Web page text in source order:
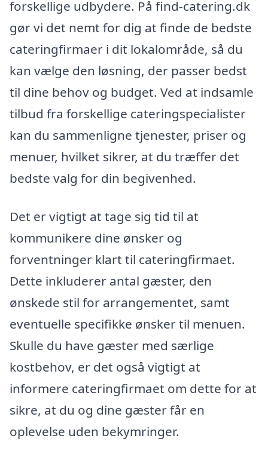
forskellige udbydere. På find-catering.dk
gør vi det nemt for dig at finde de bedste
cateringfirmaer i dit lokalområde, så du
kan vælge den løsning, der passer bedst
til dine behov og budget. Ved at indsamle
tilbud fra forskellige cateringspecialister
kan du sammenligne tjenester, priser og
menuer, hvilket sikrer, at du træffer det
bedste valg for din begivenhed.
Det er vigtigt at tage sig tid til at
kommunikere dine ønsker og
forventninger klart til cateringfirmaet.
Dette inkluderer antal gæster, den
ønskede stil for arrangementet, samt
eventuelle specifikke ønsker til menuen.
Skulle du have gæster med særlige
kostbehov, er det også vigtigt at
informere cateringfirmaet om dette for at
sikre, at du og dine gæster får en
oplevelse uden bekymringer.